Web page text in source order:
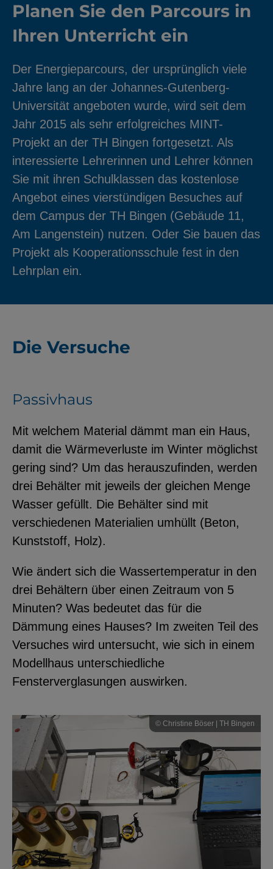
Planen Sie den Parcours in
Ihren Unterricht ein
Der Energieparcours, der ursprünglich viele
Jahre lang an der Johannes-Gutenberg-
Universität angeboten wurde, wird seit dem
Jahr 2015 als sehr erfolgreiches MINT-
Projekt an der TH Bingen fortgesetzt. Als
interessierte Lehrerinnen und Lehrer können
Sie mit ihren Schulklassen das kostenlose
Angebot eines vierstündigen Besuches auf
dem Campus der TH Bingen (Gebäude 11,
Am Langenstein) nutzen. Oder Sie bauen das
Projekt als Kooperationsschule fest in den
Lehrplan ein.
Die Versuche
Passivhaus
Mit welchem Material dämmt man ein Haus,
damit die Wärmeverluste im Winter möglichst
gering sind? Um das herauszufinden, werden
drei Behälter mit jeweils der gleichen Menge
Wasser gefüllt. Die Behälter sind mit
verschiedenen Materialien umhüllt (Beton,
Kunststoff, Holz).
Wie ändert sich die Wassertemperatur in den
drei Behältern über einen Zeitraum von 5
Minuten? Was bedeutet das für die
Dämmung eines Hauses? Im zweiten Teil des
Versuches wird untersucht, wie sich in einem
Modellhaus unterschiedliche
Fensterverglasungen auswirken.
© Christine Böser | TH Bingen